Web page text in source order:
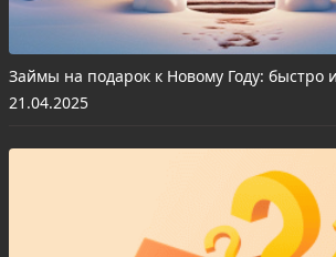
Займы на подарок к Новому Году: быстро
21.04.2025